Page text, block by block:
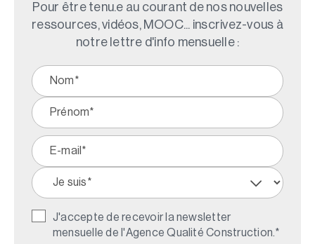
Pour être tenu.e au courant de nos nouvelles
ressources, vidéos, MOOC... inscrivez-vous à
notre lettre d'info mensuelle :
J'accepte de recevoir la newsletter
mensuelle de l'Agence Qualité Construction. *